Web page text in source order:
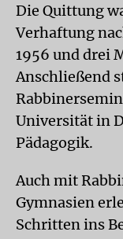
Die Quittung
Verhaftung
1956 und drei
Anschließend
Universität in
Pädagogik.
Auch mit
Gymnasien
Schritten ins